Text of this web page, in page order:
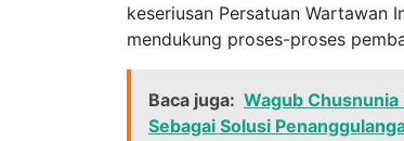
keseriusan Persatuan Wartawan
mendukung proses-proses
Baca juga: Wagub
Sebagai Solusi